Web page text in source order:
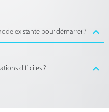
existante pour démarrer ?
difficiles ?